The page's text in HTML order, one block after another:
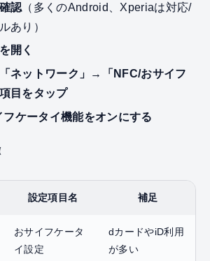
認 （多くのAndroid、Xperiaは対応/
あり）
開く
「ネットワーク」→「NFC/おサイフ
目をタップ
フケータイ機能をオンにする
設定項目名 補足
おサイフケータ
イ設定
dカードやiD利用
が多い